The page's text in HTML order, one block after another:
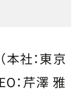
社：東京
：芹澤 雅